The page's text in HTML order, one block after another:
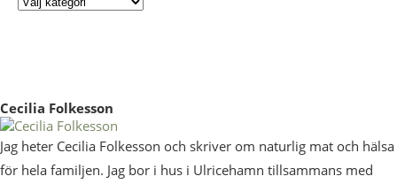
Cecilia Folkesson
Jag heter Cecilia Folkesson och skriver om naturlig mat och hälsa
för hela familjen. Jag bor i hus i Ulricehamn tillsammans med